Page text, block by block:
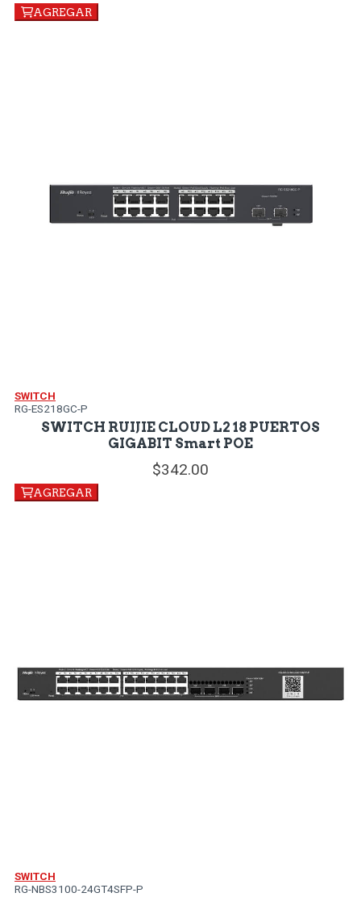
AGREGAR
SWITCH
RG-ES218GC-P
SWITCH RUIJIE CLOUD L2 18 PUERTOS
GIGABIT Smart POE
342.00
AGREGAR
SWITCH
RG-NBS3100-24GT4SFP-P